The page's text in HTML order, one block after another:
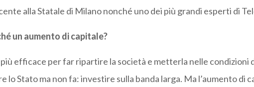
alla Statale di Milano nonché uno dei più grandi esperti di
un aumento di capitale?
più efficace per far ripartire la società e metterla nelle condizioni
lo Stato ma non fa: investire sulla banda larga. Ma l’aumento di